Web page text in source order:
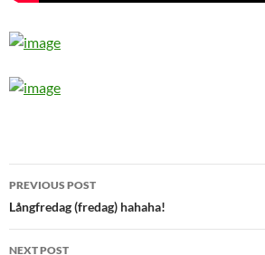
Post
navigation
PREVIOUS POST
Långfredag (fredag) hahaha!
NEXT POST